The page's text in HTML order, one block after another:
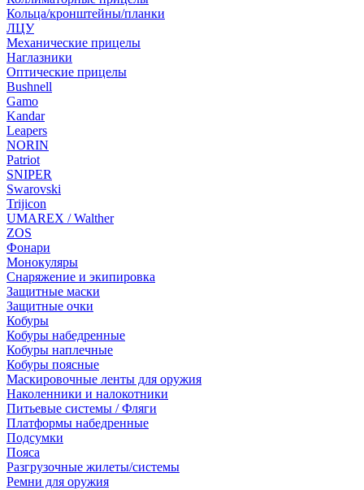
Кольца/кронштейны/планки
ЛЦУ
Механические прицелы
Наглазники
Оптические прицелы
Bushnell
Gamo
Kandar
Leapers
NORIN
Patriot
SNIPER
Swarovski
Trijicon
UMAREX / Walther
ZOS
Фонари
Монокуляры
Снаряжение и экипировка
Защитные маски
Защитные очки
Кобуры
Кобуры набедренные
Кобуры наплечные
Кобуры поясные
Маскировочные ленты для оружия
Наколенники и налокотники
Питьевые системы / Фляги
Платформы набедренные
Подсумки
Пояса
Разгрузочные жилеты/системы
Ремни для оружия